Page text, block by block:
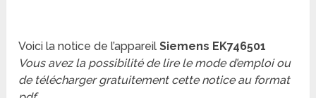
Voici la notice de l’appareilSiemens EK746501
Vous avez la possibilité de lire le mode d’emploi ou
de télécharger gratuitement cette notice au format